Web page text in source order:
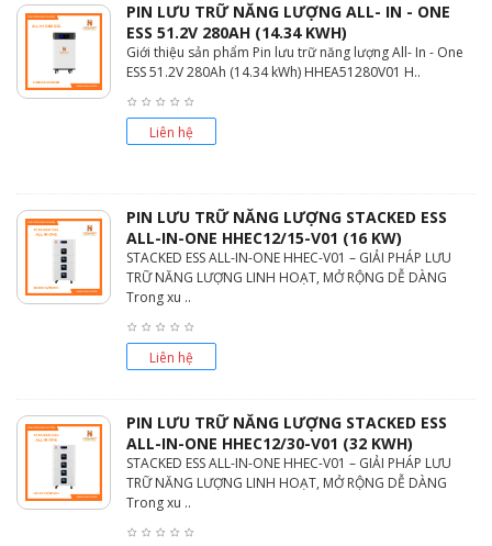
PIN LƯU TRỮ NĂNG LƯỢNG ALL- IN - ONE
ESS 51.2V 280AH (14.34 KWH)
Giới thiệu sản phẩm Pin lưu trữ năng lượng All- In - One
ESS 51.2V 280Ah (14.34 kWh) HHEA51280V01 H..
Liên hệ
PIN LƯU TRỮ NĂNG LƯỢNG STACKED ESS
ALL-IN-ONE HHEC12/15-V01 (16 KW)
STACKED ESS ALL-IN-ONE HHEC-V01 – GIẢI PHÁP LƯU
TRỮ NĂNG LƯỢNG LINH HOẠT, MỞ RỘNG DỄ DÀNG
Trong xu ..
Liên hệ
PIN LƯU TRỮ NĂNG LƯỢNG STACKED ESS
ALL-IN-ONE HHEC12/30-V01 (32 KWH)
STACKED ESS ALL-IN-ONE HHEC-V01 – GIẢI PHÁP LƯU
TRỮ NĂNG LƯỢNG LINH HOẠT, MỞ RỘNG DỄ DÀNG
Trong xu ..